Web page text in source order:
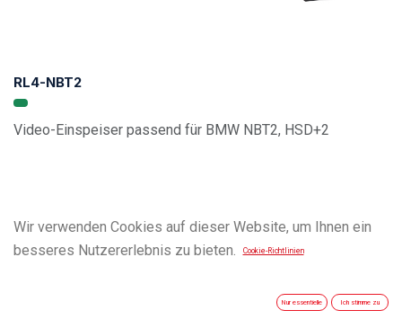
RL4-NBT2
Video-Einspeiser passend für BMW NBT2, HSD+2
Wir verwenden Cookies auf dieser Website, um Ihnen ein
besseres Nutzererlebnis zu bieten.
Cookie-Richtlinien
Nur essentielle Ich stimme zu